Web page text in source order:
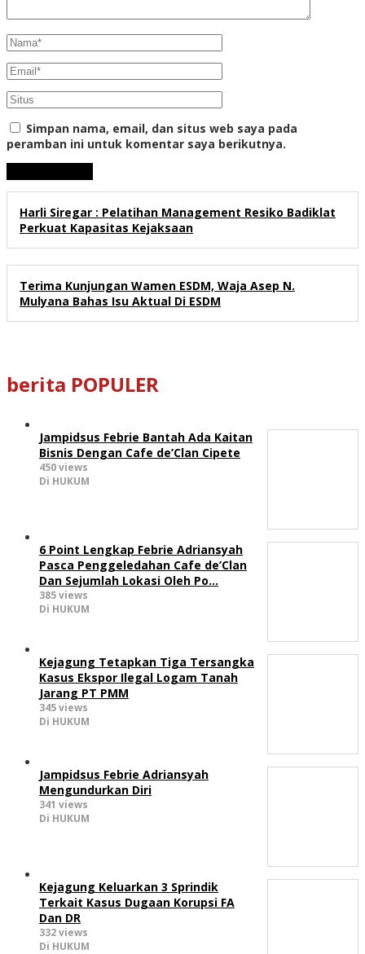
Simpan nama, email, dan situs web saya pada
peramban ini untuk komentar saya berikutnya.
Harli Siregar : Pelatihan Management Resiko Badiklat
Perkuat Kapasitas Kejaksaan
Terima Kunjungan Wamen ESDM, Waja Asep N.
Mulyana Bahas Isu Aktual Di ESDM
berita POPULER
Jampidsus Febrie Bantah Ada Kaitan
Bisnis Dengan Cafe de’Clan Cipete
450 views
Di HUKUM
6 Point Lengkap Febrie Adriansyah
Pasca Penggeledahan Cafe de’Clan
Dan Sejumlah Lokasi Oleh Po…
385 views
Di HUKUM
Kejagung Tetapkan Tiga Tersangka
Kasus Ekspor Ilegal Logam Tanah
Jarang PT PMM
345 views
Di HUKUM
Jampidsus Febrie Adriansyah
Mengundurkan Diri
341 views
Di HUKUM
Kejagung Keluarkan 3 Sprindik
Terkait Kasus Dugaan Korupsi FA
Dan DR
332 views
Di HUKUM